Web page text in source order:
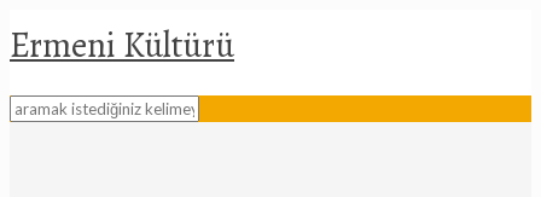
Ermeni Kültürü